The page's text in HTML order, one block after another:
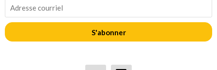
S'abonner